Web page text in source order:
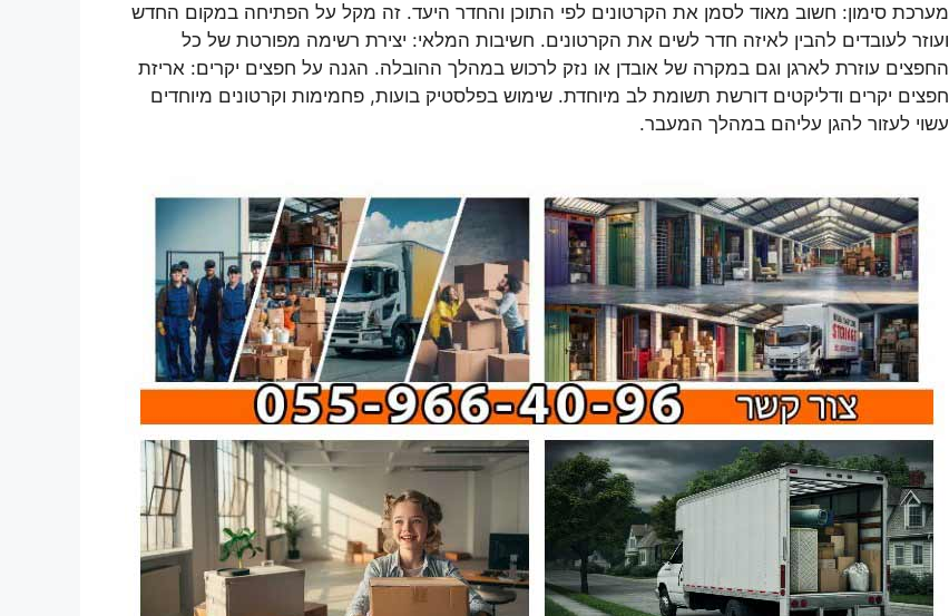
מערכת סימון: חשוב מאוד לסמן את הקרטונים לפי התוכן והחדר היעד. זה מקל על הפתיחה במקום החדש
ועוזר לעובדים להבין לאיזה חדר לשים את הקרטונים. חשיבות המלאי: יצירת רשימה מפורטת של כל
החפצים עוזרת לארגן וגם במקרה של אובדן או נזק לרכוש במהלך ההובלה. הגנה על חפצים יקרים: אריזת
חפצים יקרים ודליקטים דורשת תשומת לב מיוחדת. שימוש בפלסטיק בועות, פחמימות וקרטונים מיוחדים
עשוי לעזור להגן עליהם במהלך המעבר.